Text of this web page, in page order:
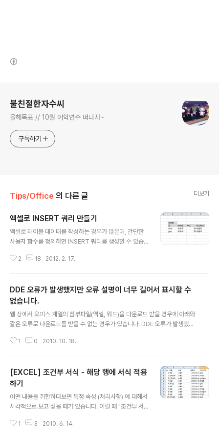
불친절한자수씨
올해목표 // 10월 어학연수 떠나자~
구독하기
Tips/Office 의 다른 글 더보기
엑셀로 INSERT 쿼리 만들기
엑셀로 테이블 데이터를 작성하는 경우가 많은데, 간단한
사용자 함수를 정의하면 INSERT 쿼리를 생성할 수 있습
INSERT 할 예정입니다. 사용자 정의함수 만들기"Alt + F
듈" 을 선택하여 새로운 모듈을 생성합니다. 새로운 모듈에
아래와 같이 함수를 추가합니다. Function CREATE_QU
ERY(테이블명, 컬럼범위, 데이터범위) Dim colTemp()
As String Dim valTemp() As String Dim rng As R
ange Dim i As Integer For Each r..
2 18 2012. 2. 17.
DDE 오류가 발생했지만 오류 설명이 너무 길어서 표시할 수
없습니다.
웹 상에서 오피스 계열의 첨부파일(엑셀, 워드)을 다운로드 받을 경우에 아래와
같은 오류로 다운로드를 받을 수 없는 경우가 있습니다. DDE 오류가 발생했지
일 이름을 바꾸거나 다른 폴더에 복사하십시오. 위의 원인은 아래와 같습니다.
열 때 오류 메시지가 나타납니다. Microsoft Word: 경로와 파일 확장명을 비
롯한 파일 이름의 총 길이가 254자를 초과합니다. Microsoft PowerPoint:
경로와 파일 확장명을 비롯한 파일 이름의 총 길이가 258자를 초과..
1 0 2010. 10. 18.
[EXCEL] 조건부 서식 - 해당 행에 서식 적용
하기
어떤 내용을 취합하다보면 특정 속성 (처리사항) 에 대해서
시각적으로 보고 싶을 때가 있습니다. 이럴 때 "조건부 서
있습니다. 처리사항에 따라서 해당 행에 시각적 효과를 주
1 3 2010. 6. 14.